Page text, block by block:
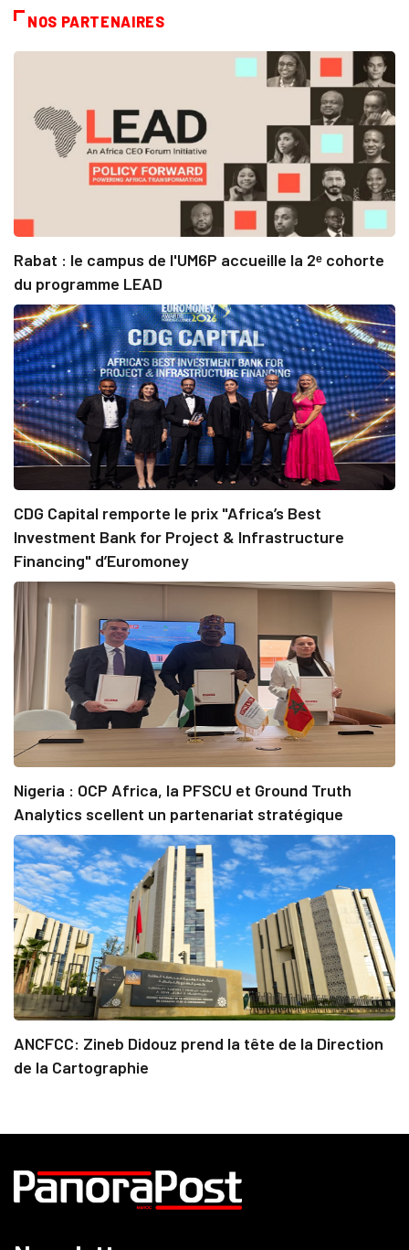
NOS PARTENAIRES
Rabat : le campus de l'UM6P accueille la 2ᵉ cohorte
du programme LEAD
CDG Capital remporte le prix "Africa’s Best
Investment Bank for Project & Infrastructure
Financing" d’Euromoney
Nigeria : OCP Africa, la PFSCU et Ground Truth
Analytics scellent un partenariat stratégique
ANCFCC: Zineb Didouz prend la tête de la Direction
de la Cartographie